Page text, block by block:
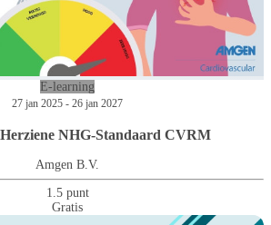
E-learning
27 jan 2025 - 26 jan 2027
NHG-Standaard CVRM
Amgen B.V.
1.5 punt
Gratis